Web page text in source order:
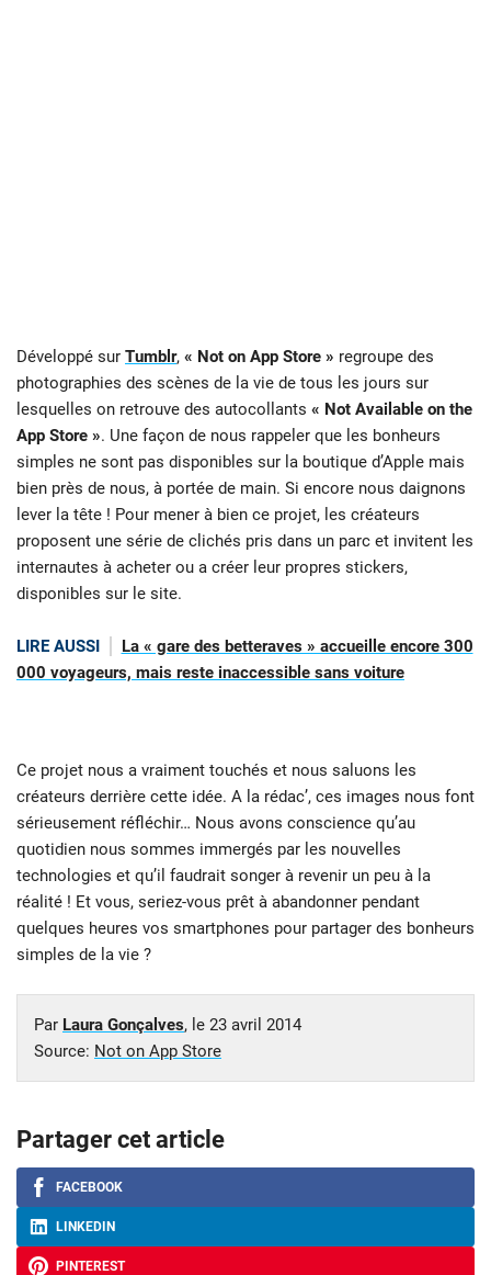
Développé sur Tumblr, « Not on App Store » regroupe des
photographies des scènes de la vie de tous les jours sur
lesquelles on retrouve des autocollants « Not Available on the
App Store ». Une façon de nous rappeler que les bonheurs
simples ne sont pas disponibles sur la boutique d’Apple mais
bien près de nous, à portée de main. Si encore nous daignons
lever la tête ! Pour mener à bien ce projet, les créateurs
proposent une série de clichés pris dans un parc et invitent les
internautes à acheter ou a créer leur propres stickers,
disponibles sur le site.
LIRE AUSSI
La « gare des betteraves » accueille encore 300
000 voyageurs, mais reste inaccessible sans voiture
Ce projet nous a vraiment touchés et nous saluons les
créateurs derrière cette idée. A la rédac’, ces images nous font
sérieusement réfléchir… Nous avons conscience qu’au
quotidien nous sommes immergés par les nouvelles
technologies et qu’il faudrait songer à revenir un peu à la
réalité ! Et vous, seriez-vous prêt à abandonner pendant
quelques heures vos smartphones pour partager des bonheurs
simples de la vie ?
Par Laura Gonçalves, le 23 avril 2014
Source: Not on App Store
Partager cet article
FACEBOOK
LINKEDIN
PINTEREST